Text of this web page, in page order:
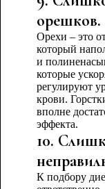
орешков.
Орехи – это
который
и
которые
регулируют
крови.
вполне
эффекта.
10.
К подбору